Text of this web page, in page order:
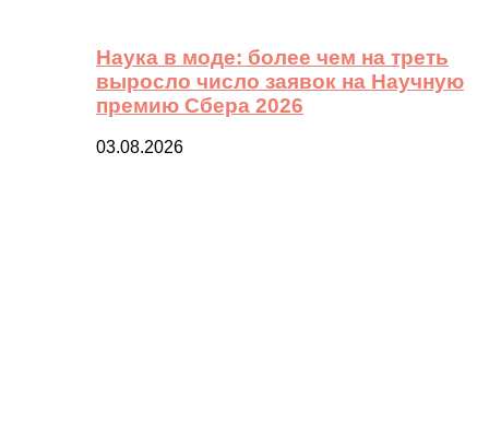
Наука в моде: более чем на треть
выросло число заявок на Научную
премию Сбера 2026
03.08.2026